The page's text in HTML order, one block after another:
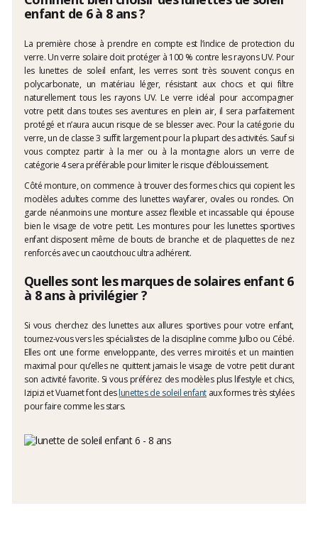
enfant de 6 à 8 ans ?
La première chose à prendre en compte est l’indice de protection du
verre. Un verre solaire doit protéger à 100 % contre les rayons UV. Pour
les lunettes de soleil enfant, les verres sont très souvent conçus en
polycarbonate, un matériau léger, résistant aux chocs et qui filtre
naturellement tous les rayons UV. Le verre idéal pour accompagner
votre petit dans toutes ses aventures en plein air, il sera parfaitement
protégé et n’aura aucun risque de se blesser avec. Pour la catégorie du
verre, un de classe 3 suffit largement pour la plupart des activités. Sauf si
vous comptez partir à la mer ou à la montagne alors un verre de
catégorie 4 sera préférable pour limiter le risque d’éblouissement.
Côté monture, on commence à trouver des formes chics qui copient les
modèles adultes comme des lunettes wayfarer, ovales ou rondes. On
garde néanmoins une monture assez flexible et incassable qui épouse
bien le visage de votre petit. Les montures pour les lunettes sportives
enfant disposent même de bouts de branche et de plaquettes de nez
renforcés avec un caoutchouc ultra adhérent.
Quelles sont les marques de solaires enfant 6
à 8 ans à privilégier ?
Si vous cherchez des lunettes aux allures sportives pour votre enfant,
tournez-vous vers les spécialistes de la discipline comme Julbo ou Cébé.
Elles ont une forme enveloppante, des verres miroités et un maintien
maximal pour qu’elles ne quittent jamais le visage de votre petit durant
son activité favorite. Si vous préférez des modèles plus lifestyle et chics,
Izipizi et Vuarnet font deslunettes de soleil enfantaux formes très stylées
pour faire comme les stars.